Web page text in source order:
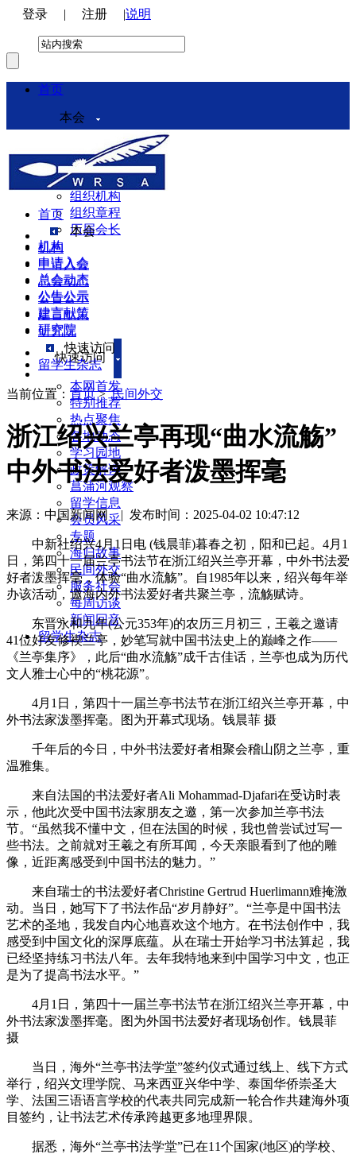
登录 | 注册 |说明
首页
本会
本会介绍
领导机构
理事会
组织机构
组织章程
历届会长
机构
申请入会
总会动态
公告公示
建言献策
研究院
快速访问
本网首发
特别推荐
热点聚焦
各地动态
学习园地
政策解读
菖蒲河观察
留学信息
会员风采
专题
海归故事
民间外交
服务社会
每周访谈
新闻回音
留学生杂志
首页
本会
机构
申请入会
总会动态
公告公示
建言献策
研究院
快速访问
留学生杂志
当前位置： 首页>民间外交
浙江绍兴兰亭再现“曲水流觞”
中外书法爱好者泼墨挥毫
来源：中国新闻网 | 发布时间：2025-04-02 10:47:12
中新社绍兴4月1日电 (钱晨菲)暮春之初，阳和已起。4月1
日，第四十一届兰亭书法节在浙江绍兴兰亭开幕，中外书法爱
好者泼墨挥毫，体验“曲水流觞”。自1985年以来，绍兴每年举
办该活动，邀海内外书法爱好者共聚兰亭，流觞赋诗。
东晋永和九年(公元353年)的农历三月初三，王羲之邀请
41位好友修褉兰亭，妙笔写就中国书法史上的巅峰之作——
《兰亭集序》，此后“曲水流觞”成千古佳话，兰亭也成为历代
文人雅士心中的“桃花源”。
4月1日，第四十一届兰亭书法节在浙江绍兴兰亭开幕，中
外书法家泼墨挥毫。图为开幕式现场。钱晨菲 摄
千年后的今日，中外书法爱好者相聚会稽山阴之兰亭，重
温雅集。
来自法国的书法爱好者Ali Mohammad-Djafari在受访时表
示，他此次受中国书法家朋友之邀，第一次参加兰亭书法
节。“虽然我不懂中文，但在法国的时候，我也曾尝试过写一
些书法。之前就对王羲之有所耳闻，今天亲眼看到了他的雕
像，近距离感受到中国书法的魅力。”
来自瑞士的书法爱好者Christine Gertrud Huerlimann难掩激
动。当日，她写下了书法作品“岁月静好”。“兰亭是中国书法
艺术的圣地，我发自内心地喜欢这个地方。在书法创作中，我
感受到中国文化的深厚底蕴。从在瑞士开始学习书法算起，我
已经坚持练习书法八年。去年我特地来到中国学习中文，也正
是为了提高书法水平。”
4月1日，第四十一届兰亭书法节在浙江绍兴兰亭开幕，中
外书法家泼墨挥毫。图为外国书法爱好者现场创作。钱晨菲
摄
当日，海外“兰亭书法学堂”签约仪式通过线上、线下方式
举行，绍兴文理学院、马来西亚兴华中学、泰国华侨崇圣大
学、法国三语语言学校的代表共同完成新一轮合作共建海外项
目签约，让书法艺术传承跨越更多地理界限。
据悉，海外“兰亭书法学堂”已在11个国家(地区)的学校、